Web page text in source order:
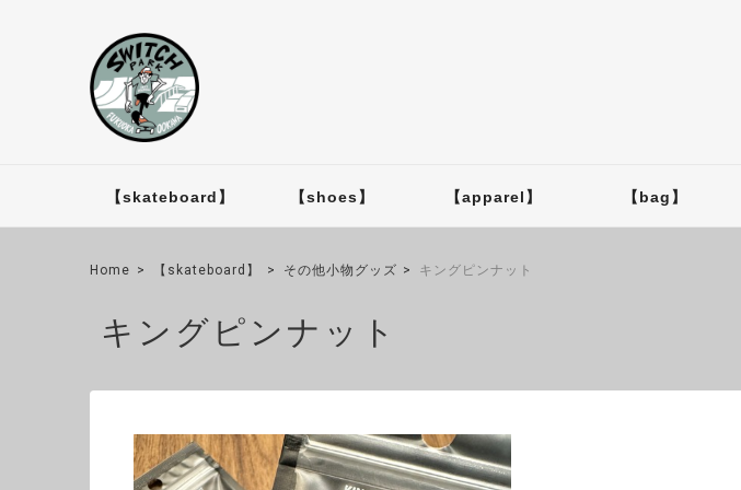
【skateboard】 【shoes】 【apparel】 【bag】
Home 【skateboard】 その他小物グッズ キングピンナット
キングピンナット